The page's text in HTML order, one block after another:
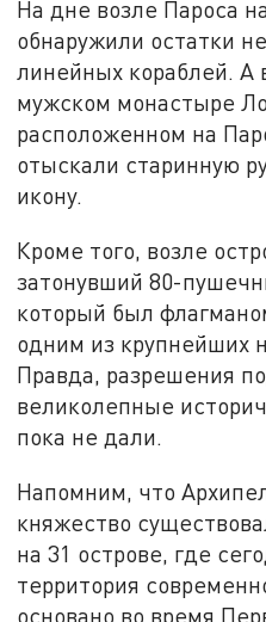
На дне возле Пароса
обнаружили остатки
линейных кораблей. А
мужском монастыре
расположенном на
отыскали старинную
икону.
Кроме того, возле
затонувший 80-
который был
одним из крупнейших
Правда, разрешения
великолепные
пока не дали.
Напомним, что
княжество
на 31 острове, где
территория
основано во время